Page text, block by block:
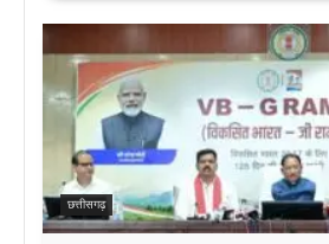
छत्तीसगढ़